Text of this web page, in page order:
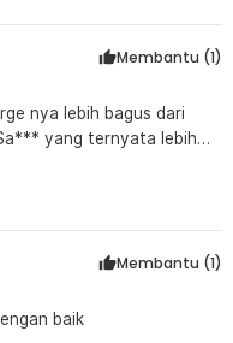
Membantu (1)
nya lebih bagus dari
yang ternyata lebih
indikator batre nya. Kalo
Membantu (1)
baik